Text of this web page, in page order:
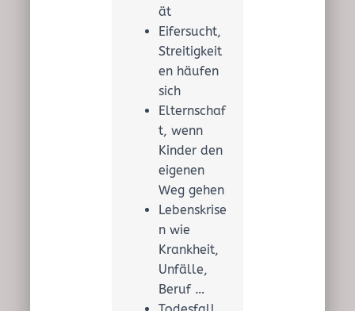
ät
Eifersucht,
Streitigkeit
en häufen
sich
Elternschaf
t, wenn
Kinder den
eigenen
Weg gehen
Lebenskrise
n wie
Krankheit,
Unfälle,
Beruf …